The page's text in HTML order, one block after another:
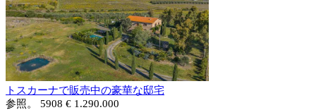
トスカーナで販売中の豪華な邸宅
参照。 5908 € 1.290.000